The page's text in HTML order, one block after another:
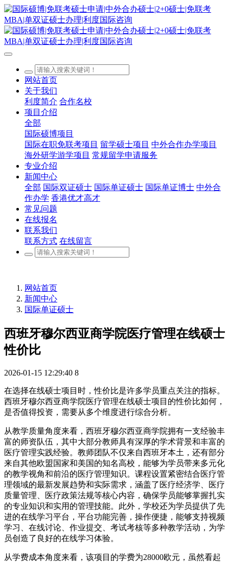
网站首页
关于我们
利度简介 合作名校
项目介绍
全部
国际硕博项目
国际在职免联考项目 留学硕士项目 中外合作办学项目
海外研学游学项目 常规留学申请服务
专业介绍
新闻中心
全部 国际双证硕士 国际单证硕士 国际单证博士 中外合
作办学 香港优才高才
常见问题
在线报名
联系我们
联系方式 在线留言
网站首页
新闻中心
国际单证硕士
西班牙穆尔西亚商学院医疗管理在线硕士
性价比
2026-01-15 12:29:40 8
在选择在线硕士项目时，性价比是许多学员重点关注的指标。
西班牙穆尔西亚商学院医疗管理在线硕士项目的性价比如何，
是否值得投资，需要从多个维度进行综合分析。
从教学质量角度来看，西班牙穆尔西亚商学院拥有一支经验丰
富的师资队伍，其中大部分教师具有深厚的学术背景和丰富的
医疗管理实践经验。教师团队不仅来自西班牙本土，还有部分
来自其他欧盟国家和美国的知名高校，能够为学员带来多元化
的教学视角和前沿的医疗管理知识。课程设置紧密结合医疗管
理领域的最新发展趋势和实际需求，涵盖了医疗经济学、医疗
质量管理、医疗政策法规等核心内容，确保学员能够掌握扎实
的专业知识和实用的管理技能。此外，学校还为学员提供了先
进的在线学习平台，平台功能完善，操作便捷，能够支持视频
学习、在线讨论、作业提交、考试考核等多种教学活动，为学
员创造了良好的在线学习体验。
从学费成本角度来看，该项目的学费为28000欧元，虽然看起